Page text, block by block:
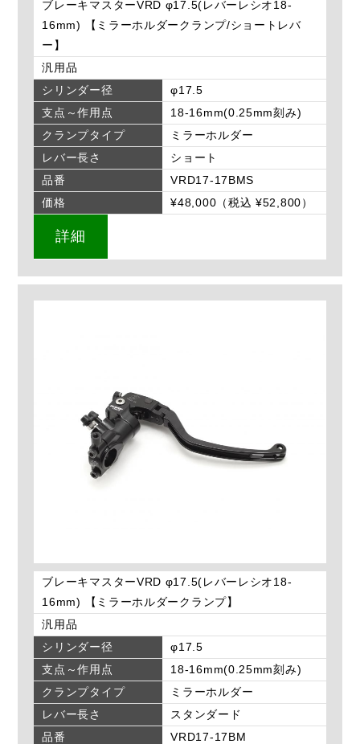
ブレーキマスターVRD φ17.5(レバーレシオ18-
16mm) 【ミラーホルダークランプ/ショートレバ
ー】
汎用品
シリンダー径
φ17.5
支点～作用点
18-16mm(0.25mm刻み)
クランプタイプ
ミラーホルダー
レバー長さ
ショート
品番
VRD17-17BMS
価格
¥48,000（税込 ¥52,800）
詳細
ブレーキマスターVRD φ17.5(レバーレシオ18-
16mm) 【ミラーホルダークランプ】
汎用品
シリンダー径
φ17.5
支点～作用点
18-16mm(0.25mm刻み)
クランプタイプ
ミラーホルダー
レバー長さ
スタンダード
品番
VRD17-17BM